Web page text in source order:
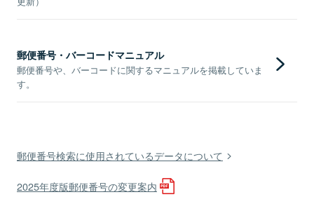
郵便番号・バーコードマニュアル
郵便番号や、バーコードに関するマニュアルを掲載していま
す。
郵便番号検索に使用されているデータについて
2025年度版郵便番号の変更案内